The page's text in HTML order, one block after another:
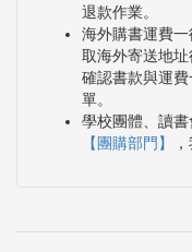
退款作業。
海外購書運費
取海外寄送地址
確認書款與運
單。
學校團體、讀
【團購部門】